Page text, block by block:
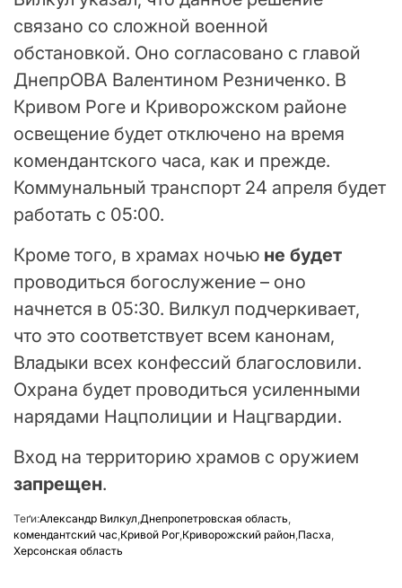
связано со сложной военной
обстановкой. Оно согласовано с главой
ДнепрОВА Валентином Резниченко. В
Кривом Роге и Криворожском районе
освещение будет отключено на время
комендантского часа, как и прежде.
Коммунальный транспорт 24 апреля будет
работать с 05:00.
Кроме того, в храмах ночью не будет
проводиться богослужение – оно
начнется в 05:30. Вилкул подчеркивает,
что это соответствует всем канонам,
Владыки всех конфессий благословили.
Охрана будет проводиться усиленными
нарядами Нацполиции и Нацгвардии.
Вход на территорию храмов с оружием
запрещен.
Теґи:Александр Вилкул Днепропетровская область
комендантский час Кривой Рог Криворожский район Пасха
Херсонская область